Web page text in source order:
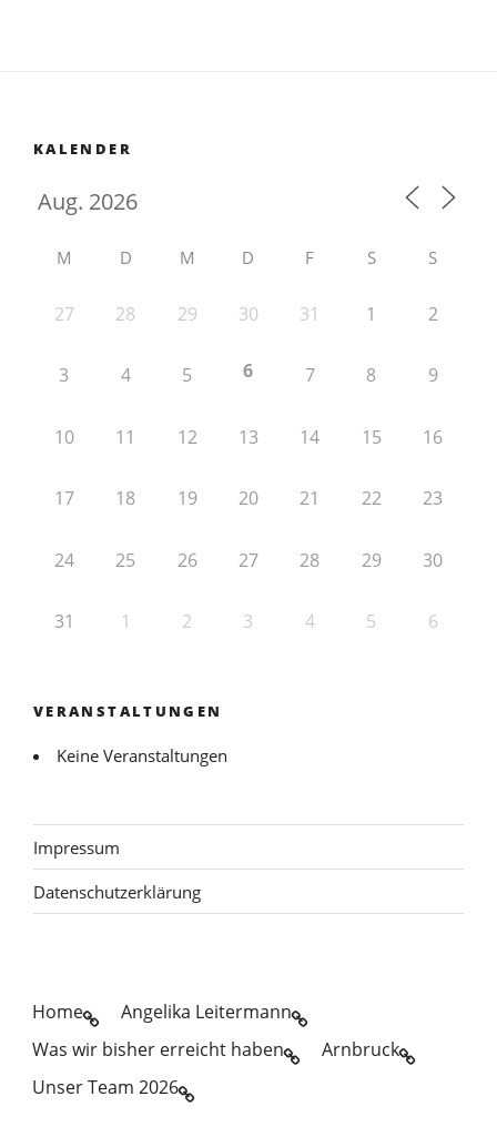
KALENDER
M D M D F S S
27 28 29 30 31 1 2
3 4 5 6 7 8 9
10 11 12 13 14 15 16
17 18 19 20 21 22 23
24 25 26 27 28 29 30
31 1 2 3 4 5 6
VERANSTALTUNGEN
Keine Veranstaltungen
Impressum
Datenschutzerklärung
Home
Angelika Leitermann
Was wir bisher erreicht haben
Arnbruck
Unser Team 2026